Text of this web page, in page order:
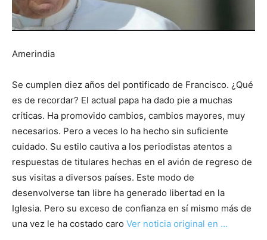
Amerindia
Se cumplen diez años del pontificado de Francisco. ¿Qué
es de recordar? El actual papa ha dado pie a muchas
críticas. Ha promovido cambios, cambios mayores, muy
necesarios. Pero a veces lo ha hecho sin suficiente
cuidado. Su estilo cautiva a los periodistas atentos a
respuestas de titulares hechas en el avión de regreso de
sus visitas a diversos países. Este modo de
desenvolverse tan libre ha generado libertad en la
Iglesia. Pero su exceso de confianza en sí mismo más de
una vez le ha costado caro Ver noticia original en …